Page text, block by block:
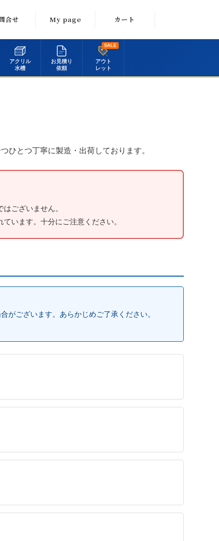
合せ
のお問
わせ
ご注文
り依頼
My page カート
アクリル
水槽
お見積り
依頼
SALE
アウト
レット
ひとつ丁寧に製造・出荷しております。
ございません。
ています。十分にご注意ください。
がございます。あらかじめご了承ください。